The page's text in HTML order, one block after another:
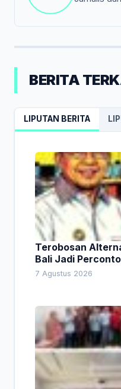
BERITA
LIPUTAN BERITA
Terobosan
Bali Jadi
Pembiayaan
7 Agustus 2026